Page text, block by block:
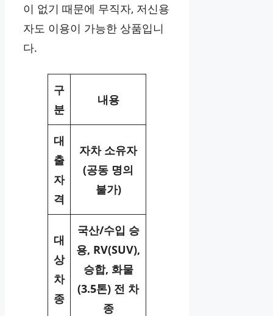
이 없기 때문에 무직자, 저신용
자도 이용이 가능한 상품입니
다.
구
분
내용
대
출
자
격
자차 소유자
(공동 명의
불가)
대
상
차
종
국산/수입 승
용, RV(SUV),
승합, 화물
(3.5톤) 전 차
종